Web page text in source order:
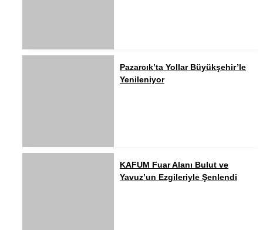
Pazarcık’ta Yollar Büyükşehir’le
Yenileniyor
KAFUM Fuar Alanı Bulut ve
Yavuz’un Ezgileriyle Şenlendi